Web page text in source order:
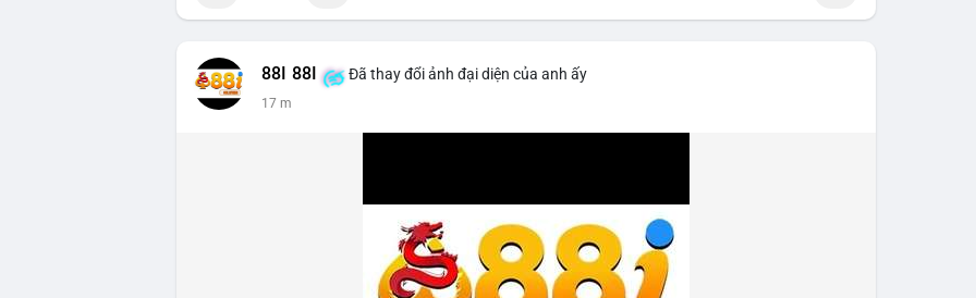
88I 88I Đã thay đổi ảnh đại diện của anh ấy
17 m